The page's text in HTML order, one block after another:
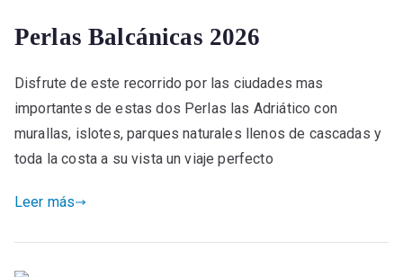
Perlas Balcánicas 2026
Disfrute de este recorrido por las ciudades mas
importantes de estas dos Perlas las Adriático con
murallas, islotes, parques naturales llenos de cascadas y
toda la costa a su vista un viaje perfecto
Leer más